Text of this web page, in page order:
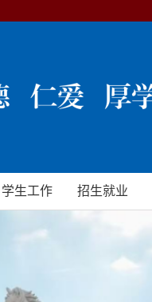
学生工作 招生就业